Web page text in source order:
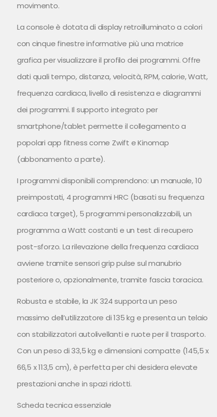
movimento.
La console è dotata di display retroilluminato a colori
con cinque finestre informative più una matrice
grafica per visualizzare il profilo dei programmi. Offre
dati quali tempo, distanza, velocità, RPM, calorie, Watt,
frequenza cardiaca, livello di resistenza e diagrammi
dei programmi. Il supporto integrato per
smartphone/tablet permette il collegamento a
popolari app fitness come Zwift e Kinomap
(abbonamento a parte).
I programmi disponibili comprendono: un manuale, 10
preimpostati, 4 programmi HRC (basati su frequenza
cardiaca target), 5 programmi personalizzabili, un
programma a Watt costanti e un test di recupero
post-sforzo. La rilevazione della frequenza cardiaca
avviene tramite sensori grip pulse sul manubrio
posteriore o, opzionalmente, tramite fascia toracica.
Robusta e stabile, la JK 324 supporta un peso
massimo dell’utilizzatore di 135 kg e presenta un telaio
con stabilizzatori autolivellanti e ruote per il trasporto.
Con un peso di 33,5 kg e dimensioni compatte (145,5 x
66,5 x 113,5 cm), è perfetta per chi desidera elevate
prestazioni anche in spazi ridotti.
Scheda tecnica essenziale